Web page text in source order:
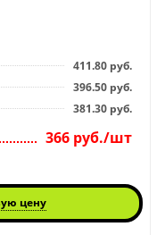
411.80 руб.
396.50 руб.
381.30 руб.
366 руб./шт
цену